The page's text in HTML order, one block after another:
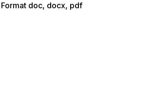
Format doc, docx, pdf